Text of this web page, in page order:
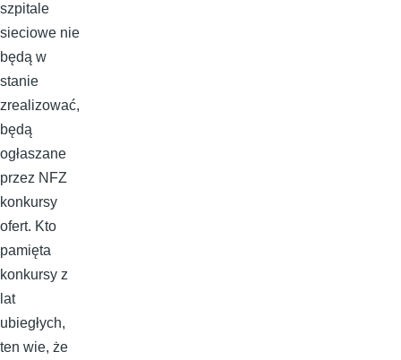
szpitale
sieciowe nie
będą w
stanie
zrealizować,
będą
ogłaszane
przez NFZ
konkursy
ofert. Kto
pamięta
konkursy z
lat
ubiegłych,
ten wie, że